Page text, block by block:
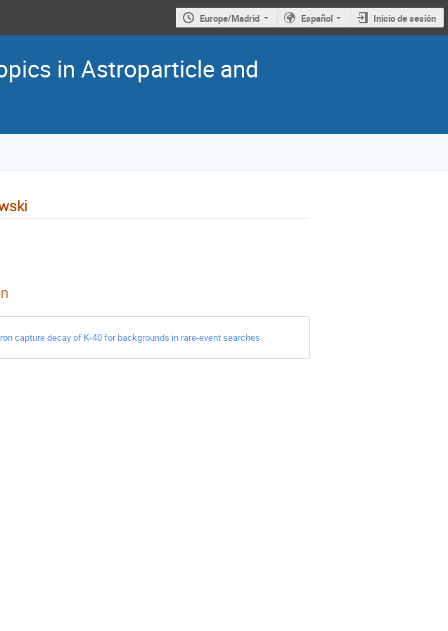
Europe/Madrid Español Inicio de sesión
in Astroparticle and
capture decay of K-40 for backgrounds in rare-event searches